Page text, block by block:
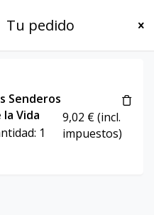
Tu pedido
Senderos
la Vida
1
9,02 €(incl.
impuestos)